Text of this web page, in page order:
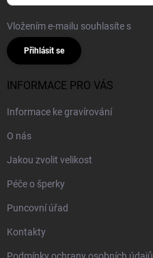
Vložením e-mailu souhlasíte s
Přihlásit se
INFORMACE PRO VÁS
Informace ke gravírování
O nás
Jakou zvolit velikost
Péče o šperky
Puncovní úřad
Kontakty